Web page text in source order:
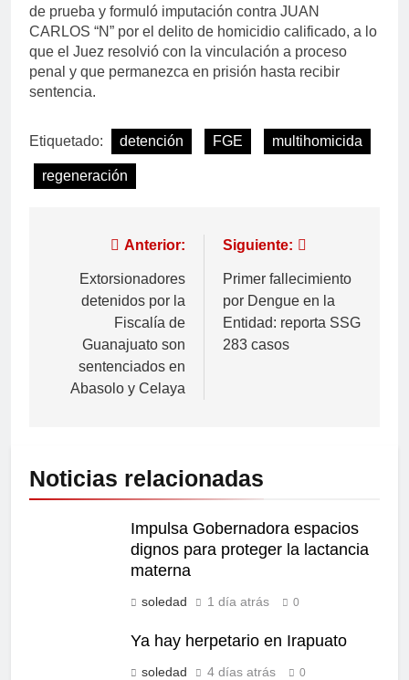
de prueba y formuló imputación contra JUAN
CARLOS “N” por el delito de homicidio calificado, a lo
que el Juez resolvió con la vinculación a proceso
penal y que permanezca en prisión hasta recibir
sentencia.
Etiquetado: detención FGE multihomicida
regeneración
Anterior:
Extorsionadores
detenidos por la
Fiscalía de
Guanajuato son
sentenciados en
Abasolo y Celaya
Siguiente:
Primer fallecimiento
por Dengue en la
Entidad: reporta SSG
283 casos
Noticias relacionadas
Impulsa Gobernadora espacios
dignos para proteger la lactancia
materna
soledad 1 día atrás 0
Ya hay herpetario en Irapuato
soledad 4 días atrás 0